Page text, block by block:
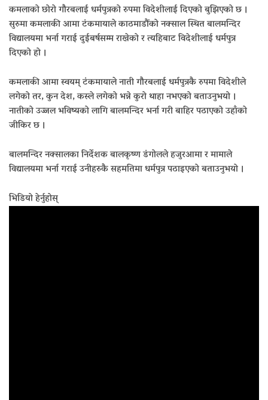
कमलाको छोरो गौरबलाई धर्मपुत्रको रुपमा विदेशीलाई दिएको बुझिएको छ ।
सुरुमा कमलाकी आमा टंकमायाले काठमाडौंको नक्साल स्थित बालमन्दिर
विद्यालयमा भर्ना गराई दुईबर्षसम्म राखेको र त्यहिबाट विदेशीलाई धर्मपुत्र
दिएको हो ।
कमलाकी आमा स्वयम् टंकमायाले नाती गौरबलाई धर्मपुत्रकै रुपमा विदेशीले
लगेको तर, कुन देश, कस्ले लगेको भन्ने कुरो थाहा नभएको बताउनुभयो ।
नातीको उज्जल भविष्यको लागि बालमन्दिर भर्ना गरी बाहिर पठाएको उहाँको
जीकिर छ ।
बालमन्दिर नक्सालका निर्देशक बालकृष्ण डंगोलले हजुरआमा र मामाले
विद्यालयमा भर्ना गराई उनीहरुकै सहमतिमा धर्मपुत्र पठाइएको बताउनुभयो ।
भिडियो हेर्नुहोस्